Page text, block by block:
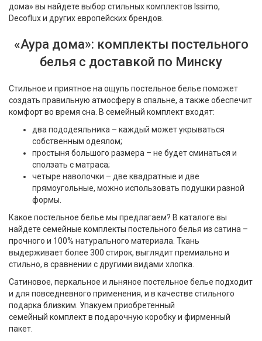
дома» вы найдете выбор стильных комплектов Issimo,
Decoflux и других европейских брендов.
«Аура дома»: комплекты постельного
белья с доставкой по Минску
Стильное и приятное на ощупь постельное белье поможет
создать правильную атмосферу в спальне, а также обеспечит
комфорт во время сна. В семейный комплект входят:
два пододеяльника – каждый может укрываться
собственным одеялом;
простыня большого размера – не будет сминаться и
сползать с матраса;
четыре наволочки – две квадратные и две
прямоугольные, можно использовать подушки разной
формы.
Какое постельное белье мы предлагаем? В каталоге вы
найдете семейные комплекты постельного белья из сатина –
прочного и 100% натурального материала. Ткань
выдерживает более 300 стирок, выглядит премиально и
стильно, в сравнении с другими видами хлопка.
Сатиновое, перкальное и льняное постельное белье подходит
и для повседневного применения, и в качестве стильного
подарка близким. Упакуем приобретенный
семейный комплект в подарочную коробку и фирменный
пакет.